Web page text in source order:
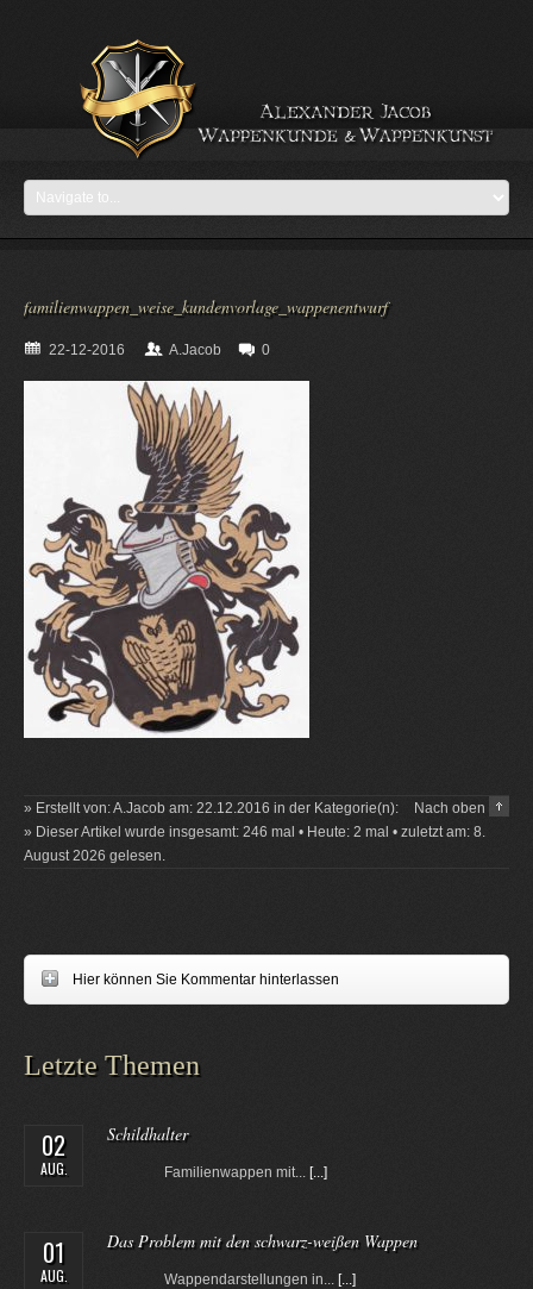
familienwappen_weise_kundenvorlage_wappenentwurf
22-12-2016 A.Jacob 0
Nach oben
» Erstellt von: A.Jacob am: 22.12.2016 in der Kategorie(n):
» Dieser Artikel wurde insgesamt: 246 mal • Heute: 2 mal • zuletzt am: 8.
August 2026 gelesen.
Hier können Sie Kommentar hinterlassen
Letzte Themen
02
AUG.
Schildhalter
Familienwappen mit... [...]
01
AUG.
Das Problem mit den schwarz-weißen Wappen
Wappendarstellungen in... [...]